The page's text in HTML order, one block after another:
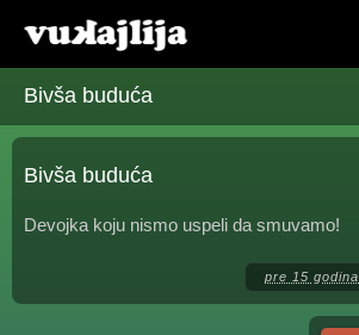
Bivša buduća
Bivša buduća
Devojka koju nismo uspeli da smuvamo!
pre 15 godina